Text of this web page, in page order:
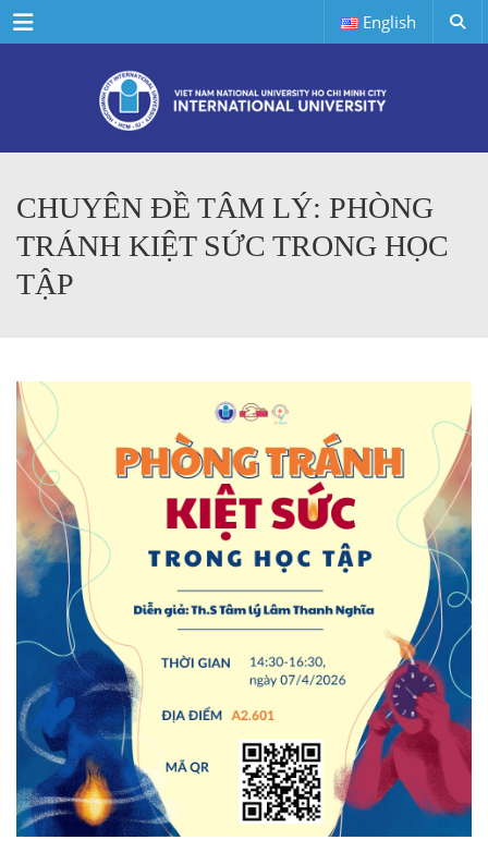
Menu English
CHUYÊN ĐỀ TÂM LÝ: PHÒNG
TRÁNH KIỆT SỨC TRONG HỌC
TẬP